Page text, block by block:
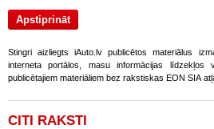
Stingri aizliegts iAuto.lv publicētos materiālus
interneta portālos, masu informācijas
publicētajiem materiāliem bez rakstiskas EON SIA
CITI RAKSTI